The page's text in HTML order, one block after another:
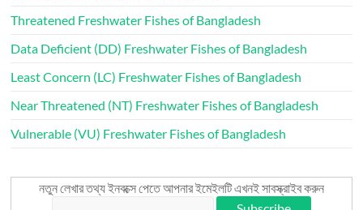
Threatened Freshwater Fishes of Bangladesh
Data Deficient (DD) Freshwater Fishes of Bangladesh
Least Concern (LC) Freshwater Fishes of Bangladesh
Near Threatened (NT) Freshwater Fishes of Bangladesh
Vulnerable (VU) Freshwater Fishes of Bangladesh
নতুন লেখার তথ্য ইনবক্সে পেতে আপনার ইমেইলটি এখনই সাবস্ক্রাইব করুন